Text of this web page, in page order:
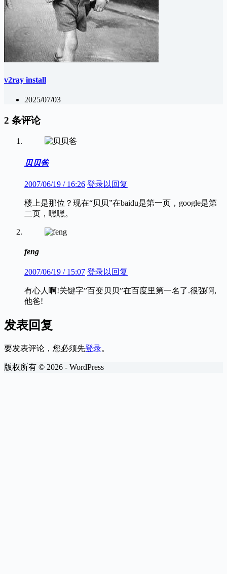
v2ray install
2025/07/03
2 条评论
贝贝爸
2007/06/19 / 16:26 登录以回复
楼上是那位？现在“贝贝”在baidu是第一页，google是第
二页，嘿嘿。
feng
2007/06/19 / 15:07 登录以回复
有心人啊!关键字”百变贝贝”在百度里第一名了.很强啊,
他爸!
发表回复
要发表评论，您必须先登录。
版权所有 © 2026 - WordPress